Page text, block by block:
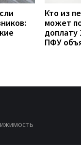
Кто из
может
доплату
ПФУ